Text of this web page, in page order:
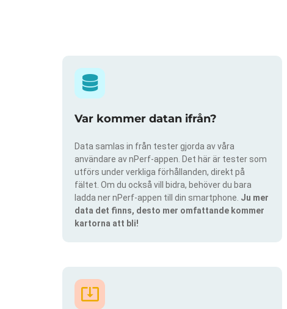
Var kommer datan ifrån?
Data samlas in från tester gjorda av våra
användare av nPerf-appen. Det här är tester som
utförs under verkliga förhållanden, direkt på
fältet. Om du också vill bidra, behöver du bara
ladda ner nPerf-appen till din smartphone. Ju mer
data det finns, desto mer omfattande kommer
kartorna att bli!